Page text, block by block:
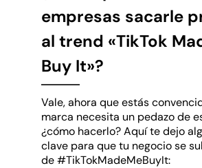
empresas sacarle
al trend «TikTok
Buy It»?
Vale, ahora que estás
marca necesita un pedazo de
¿cómo hacerlo? Aquí te dejo
clave para que tu negocio se
de #TikTokMadeMeBuyIt: